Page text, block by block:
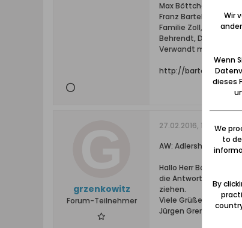
Max Böttcher, Ing. bei
Franz Bartels & Co.,
Familie Zoll, Bohnsack;
Behrendt, Detlaff /
Verwandt mit den
http://bartels-
grzenkowitz
Forum-Teilnehmer
27.02.2016, 18:44
AW: Adlershorst und
Hallo Herr Böttcher,
die Antwort von
ziehen.
Viele Grüße
Jürgen Grenz
Wir
Wenn
dieses
We
to
By